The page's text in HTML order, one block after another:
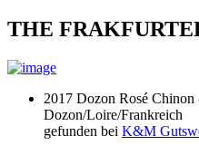
THE
2017 Dozon Rosé Chinon
Dozon/Loire/Frankreich
gefunden bei K&M